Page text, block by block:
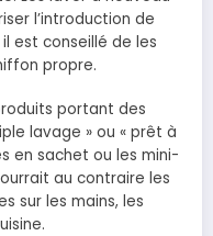
l’introduction de
est conseillé de les
propre.
portant des
lavage » ou « prêt à
en sachet ou les mini-
au contraire les
sur les mains, les